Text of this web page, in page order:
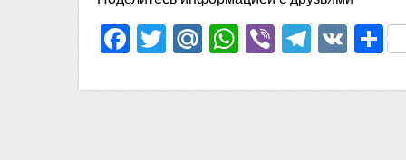
Facebook
TwitterMail.Ru
WhatsApp
Viber VK